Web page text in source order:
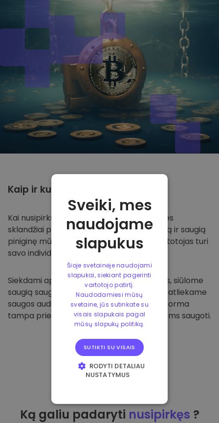
Kaip ir kur
Kai nusipirksite Kriptomat platformoje
, mes
sklandžiai pervesime valiutą į jūsų specialią ir saugią
piniginę mūsų platformoje. Kiekvienas vartotojas turi
savo individualią piniginę.
Siekdami apsaugoti savo klientus ir jų lėšas, siūlome
saugią saugyklą neprisijungus ir reguliariai atliekame
saugos auditus. Dėl šio požiūrio mūsų platforma
tampa prieglobsčiu ir kitoms kriptovaliutoms saugoti.
Ką galiu padaryti nusipirkęs ?
Sveiki, mes
naudojame
slapukus
Šioje svetainėje naudojami
slapukai, siekiant pagerinti
vartotojo patirtį.
Naudodamiesi mūsų
svetaine, jūs sutinkate su
visais slapukais pagal
mūsų slapukų politiką.
SUTIKTI SU VISAIS
RODYTI DETALIAU
NUSTATYMUS
VEIKIMĄ GERINANTYS